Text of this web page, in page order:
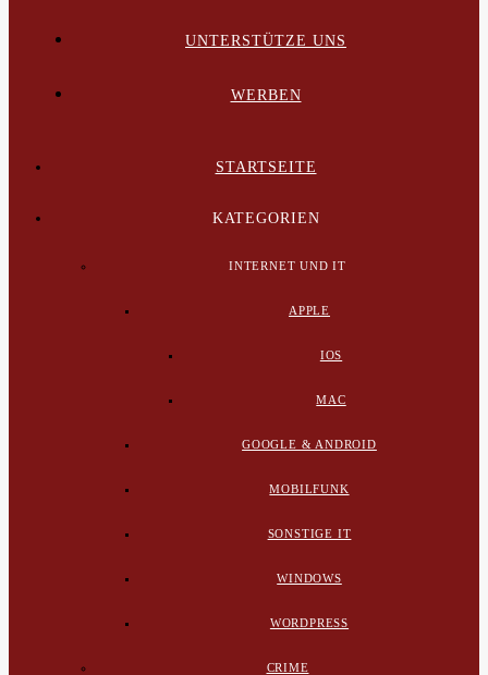
UNTERSTÜTZE UNS
WERBEN
STARTSEITE
KATEGORIEN
INTERNET UND IT
APPLE
IOS
MAC
GOOGLE & ANDROID
MOBILFUNK
SONSTIGE IT
WINDOWS
WORDPRESS
CRIME